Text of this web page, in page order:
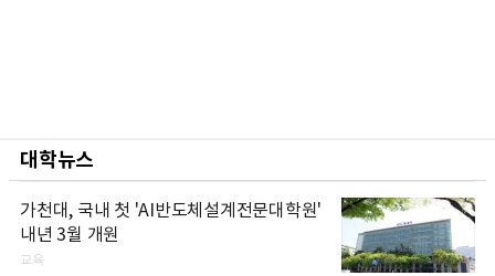
대학뉴스
가천대, 국내 첫 'AI반도체설계전문대학원'
내년 3월 개원
교육